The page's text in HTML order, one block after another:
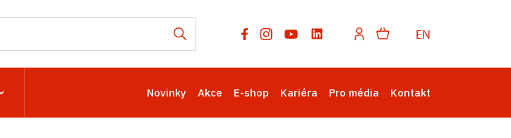
EN
Novinky Akce E-shop Kariéra Pro média Kontakt